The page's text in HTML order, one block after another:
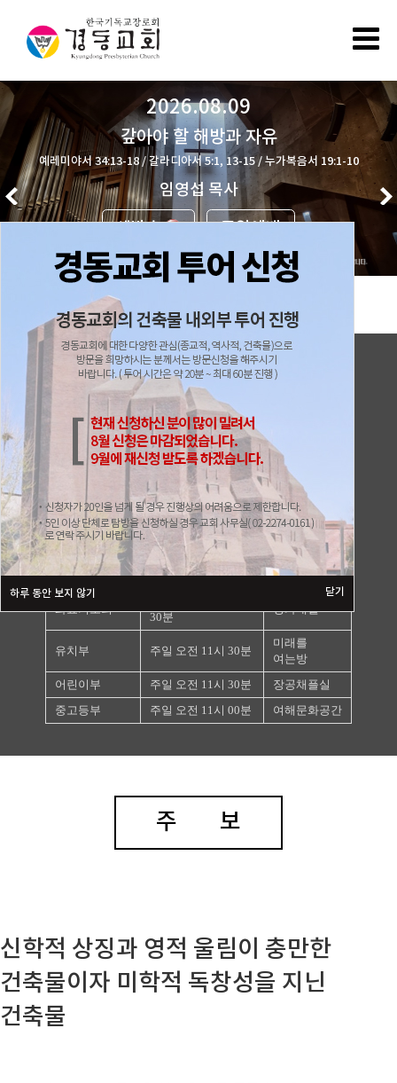
2026.08.09
갚아야 할 해방과 자유
예레미야서 34:13-18 / 갈라디아서 5:1, 13-15 / 누가복음서 19:1-10
임영섭 목사
생방송 주일예배
예배안내
예배 •
기도회
시간
주일 오전 9시 30분
본당
주일 2부 예배
주일 오전 11시 30분 본당
수요 예배
수요일 오후 7시
30분
본당
청년부 예배 주일 오후 1시 30분 장공채플실
화요기도회
30분
성가대실
유치부 주일 오전 11시 30분
미래를
여는방
어린이부
주일 오전 11시 30분
장공채플실
중고등부
주일 오전 11시 00분 여해문화공간
주 보
신학적 상징과 영적 울림이 충만한
건축물이자 미학적 독창성을 지닌
건축물
하루 동안 보지 않기 닫기